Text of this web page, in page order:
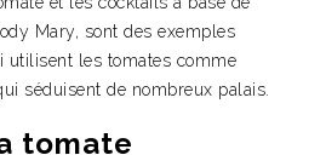
Mary, sont des exemples
utilisent les tomates comme
séduisent de nombreux palais.
tomate